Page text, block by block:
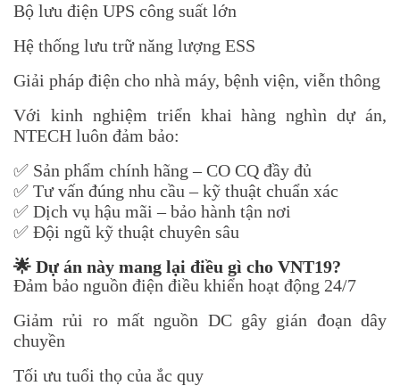
Bộ lưu điện UPS công suất lớn
Hệ thống lưu trữ năng lượng ESS
Giải pháp điện cho nhà máy, bệnh viện, viễn thông
Với kinh nghiệm triển khai hàng nghìn dự án,
NTECH luôn đảm bảo:
✅ Sản phẩm chính hãng – CO CQ đầy đủ
✅ Tư vấn đúng nhu cầu – kỹ thuật chuẩn xác
✅ Dịch vụ hậu mãi – bảo hành tận nơi
✅ Đội ngũ kỹ thuật chuyên sâu
🌟 Dự án này mang lại điều gì cho VNT19?
Đảm bảo nguồn điện điều khiển hoạt động 24/7
Giảm rủi ro mất nguồn DC gây gián đoạn dây
chuyền
Tối ưu tuổi thọ của ắc quy